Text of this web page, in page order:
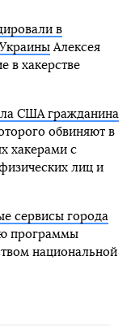
в
Алексея
в хакерстве
США гражданина
обвиняют в
хакерами с
лиц и
сервисы города
программы
национальной